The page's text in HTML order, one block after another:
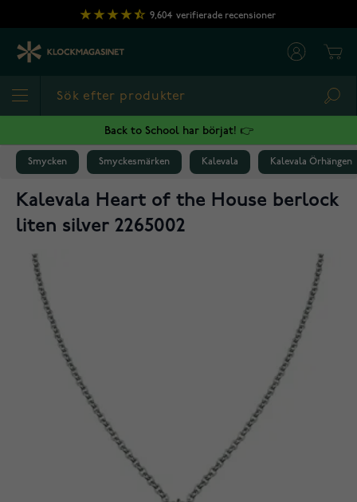
Hoppa till innehållet
9,604 verifierade recensioner
Back to School har börjat! 👉
Smycken Smyckesmärken Kalevala Kalevala Örhängen
Kalevala Heart of the House berlock
liten silver 2265002